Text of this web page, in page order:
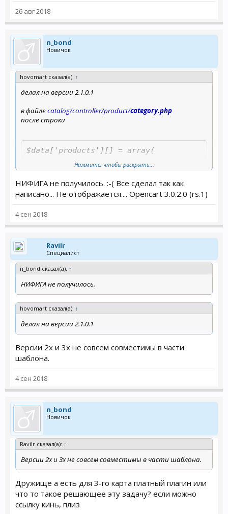
26 авг 2018
n_bond
Новичок
hovomart сказал(а): ↑
делал на версии 2.1.0.1
в файлеcatalog/controller/product/category.php
после строки
$data['products'][] = array(
добавить
'upc' => $result['upc'],
в файлеcatalog/controller/product/product.php
после строки
$data['model'] = $product_info['model'];
$data['upc'] = $product_info['upc'];
в файлеcatalog/view/theme/ВАША
ТЕМА/template/product/
переделать строку
<h2><?php echo $price; ?></h2>
в
<h2><?php echo $price; echo $upc; ?></h2>
или может она выглядеть немножко по другому
но в середине должен выглядеть так
Нажмите, чтобы раскрыть...
НИФИГА не получилось. :-( Все сделал так как
написано... Не отображается.... Opencart 3.0.2.0 (rs.1)
4 сен 2018
Ravilr
Специалист
n_bond сказал(а): ↑
НИФИГА не получилось.
hovomart сказал(а): ↑
делал на версии 2.1.0.1
Версии 2х и 3х не совсем совместимы в части
шаблона.
4 сен 2018
n_bond
Новичок
Ravilr сказал(а): ↑
Версии 2х и 3х не совсем совместимы в части шаблона.
Дружище а есть для 3-го карта платный плагин или
что то такое решающее эту задачу? если можно
ссылку кинь, плиз